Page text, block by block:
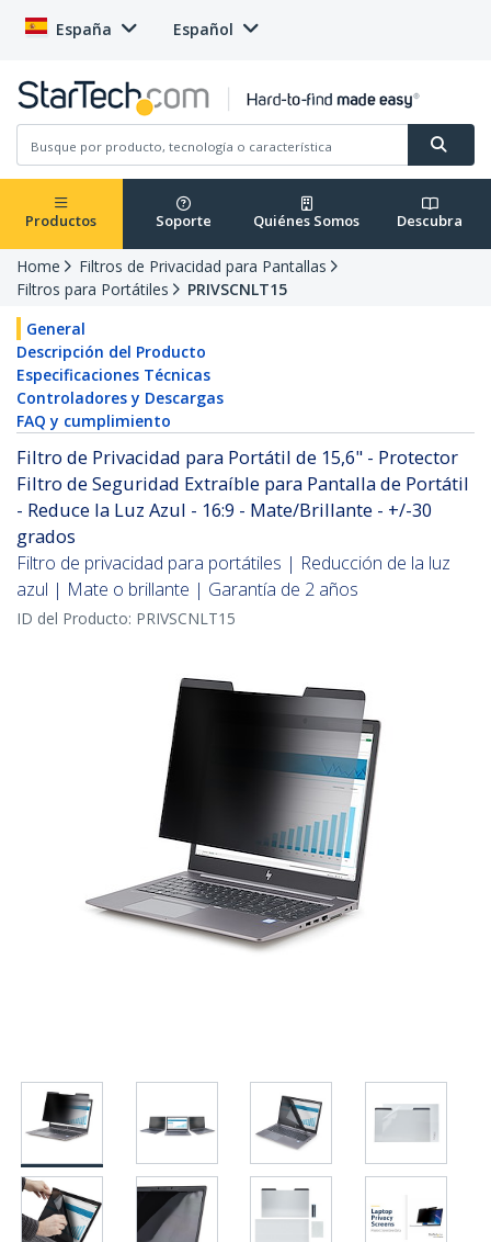
España Español
Productos Soporte Quiénes Somos Descubra
Home
Filtros de Privacidad para Pantallas
Filtros para Portátiles
PRIVSCNLT15
General
Descripción del Producto
Especificaciones Técnicas
Controladores y Descargas
FAQ y cumplimiento
Filtro de Privacidad para Portátil de 15,6" - Protector
Filtro de Seguridad Extraíble para Pantalla de Portátil
- Reduce la Luz Azul - 16:9 - Mate/Brillante - +/-30
grados
Filtro de privacidad para portátiles | Reducción de la luz
azul | Mate o brillante | Garantía de 2 años
ID del Producto: PRIVSCNLT15